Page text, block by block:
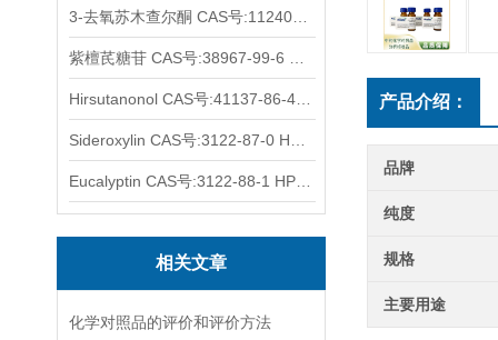
相关文章
化学对照品的评价和评价方法
产品介绍：
品牌
纯度
规格
主要用途